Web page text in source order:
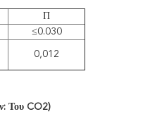
Π
≤0.030
0,012
Του CO2)